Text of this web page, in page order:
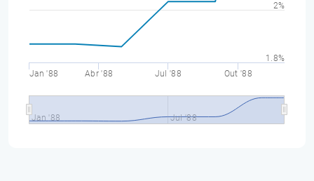
Jan '88 Abr '88 Jul '88 Out '88
Jan '88 Jul '88
1.8%
2%